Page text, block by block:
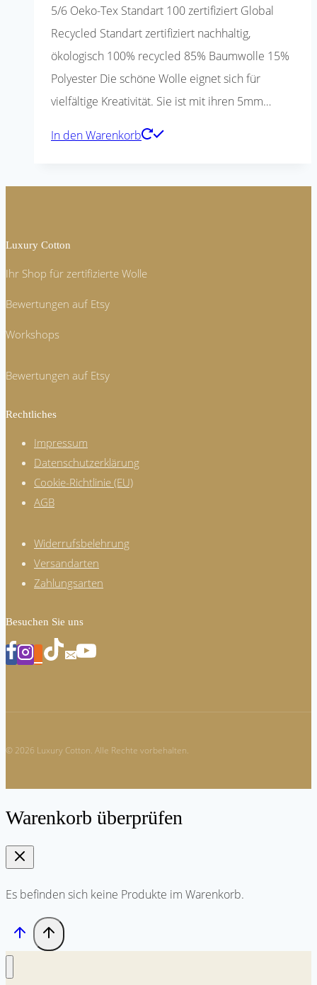
5/6 Oeko-Tex Standart 100 zertifiziert Global
Recycled Standart zertifiziert nachhaltig,
ökologisch 100% recycled 85% Baumwolle 15%
Polyester Die schöne Wolle eignet sich für
vielfältige Kreativität. Sie ist mit ihren 5mm…
In den Warenkorb
Luxury Cotton
Ihr Shop für zertifizierte Wolle
Bewertungen auf Etsy
Workshops
Bewertungen auf Etsy
Rechtliches
Impressum
Datenschutzerklärung
Cookie-Richtlinie (EU)
AGB
Widerrufsbelehrung
Versandarten
Zahlungsarten
Besuchen Sie uns
© 2026 Luxury Cotton. Alle Rechte vorbehalten.
Warenkorb überprüfen
Es befinden sich keine Produkte im Warenkorb.